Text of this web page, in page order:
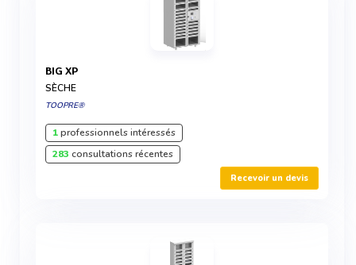
BIG XP
SÈCHE
TOOPRE®
1professionnels intéressés
283 consultations récentes
Recevoir un devis